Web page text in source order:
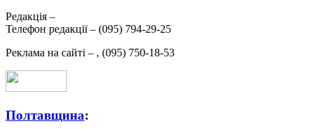
Редакція –
Телефон редакції – (095) 794-29-25
Реклама на сайті – , (095) 750-18-53
Полтавщина: